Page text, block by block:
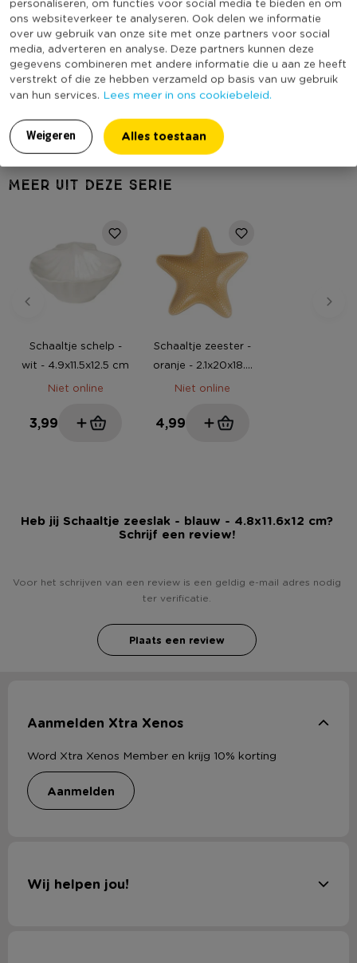
ons websiteverkeer te analyseren. Ook delen we informatie
over uw gebruik van onze site met onze partners voor social
media, adverteren en analyse. Deze partners kunnen deze
gegevens combineren met andere informatie die u aan ze heeft
verstrekt of die ze hebben verzameld op basis van uw gebruik
van hun services. Lees meer in ons cookiebeleid.
Weigeren Alles toestaan
Producthoogte (cm)
4,8
Kleur
Blauw
Productdiepte (cm)
12
Vorm
Anders
(Nog) geen score
bekend
MEER UIT DEZE SERIE
Schaaltje schelp -
wit - 4.9x11.5x12.5 cm
Niet online
3,99
Schaaltje zeester -
oranje - 2.1x20x18.7
cm
Niet online
4,99
Heb jij Schaaltje zeeslak - blauw - 4.8x11.6x12 cm?
Schrijf een review!
Voor het schrijven van een review is een geldig e-mail adres nodig
ter verificatie.
Plaats een review
Aanmelden Xtra Xenos
Word Xtra Xenos Member en krijg 10% korting
aanmelden
Wij helpen jou!